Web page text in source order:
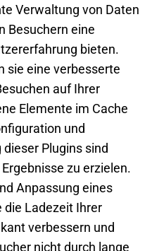
Verwaltung von Daten
Besuchern eine
bieten.
sie eine verbesserte
auf Ihrer
Elemente im Cache
und
Plugins sind
zu erzielen.
Anpassung eines
die Ladezeit Ihrer
verbessern und
nicht durch lange